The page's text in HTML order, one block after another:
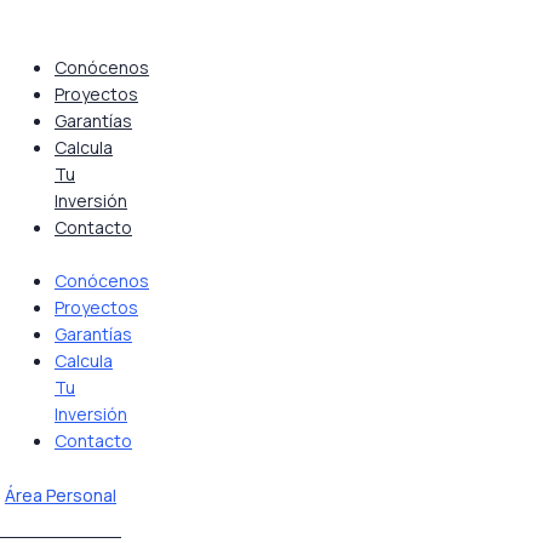
contenidoConócenos
Proyectos
Garantías
Calcula
Tu
Inversión
Contacto
Conócenos
Proyectos
Garantías
Calcula
Tu
Inversión
Contacto
Área Personal